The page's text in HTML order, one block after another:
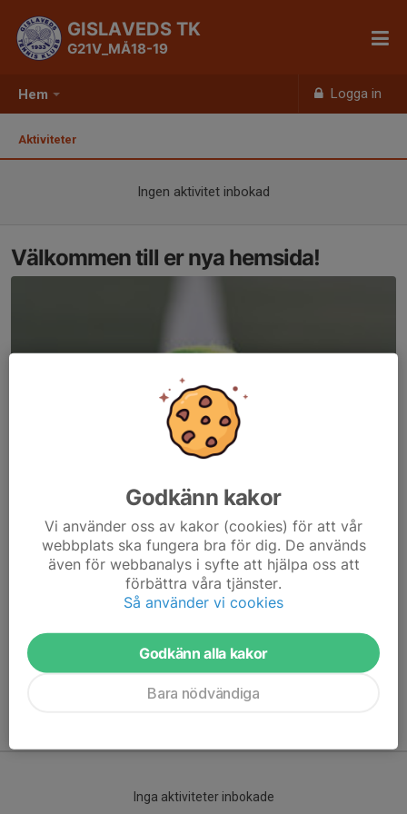
Hem Logga in
GISLAVEDS TK
G21V_MÅ18-19
Aktiviteter
Ingen aktivitet inbokad
Välkommen till er nya hemsida!
Här hamnar automatiskt de senaste nyheterna på hemsidan. För
att kunna börja administrera hemsidan loggar du in högst upp till
/Svenskalag.se
Inga aktiviteter inbokade
Godkänn kakor
Vi använder oss av kakor (cookies) för att vår
webbplats ska fungera bra för dig. De används
även för webbanalys i syfte att hjälpa oss att
förbättra våra tjänster.
Så använder vi cookies
Godkänn alla kakor
Bara nödvändiga